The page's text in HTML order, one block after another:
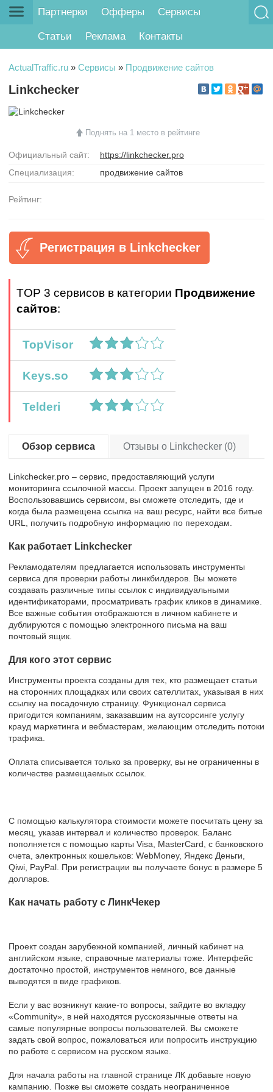
Партнерки Офферы Сервисы
Статьи Реклама Контакты
ActualTraffic.ru » Сервисы » Продвижение сайтов
Linkchecker
Поднять на 1 место в рейтинге
Официальный сайт:
https://linkchecker.pro
Специализация:
продвижение сайтов
Рейтинг:
Регистрация в Linkchecker
TOP 3 сервисов в категории Продвижение
сайтов:
TopVisor
Keys.so
Telderi
Обзор сервиса Отзывы о Linkchecker (0)
Linkchecker.pro – сервис, предоставляющий услуги
мониторинга ссылочной массы. Проект запущен в 2016 году.
Воспользовавшись сервисом, вы сможете отследить, где и
когда была размещена ссылка на ваш ресурс, найти все битые
URL, получить подробную информацию по переходам.
Как работает Linkchecker
Рекламодателям предлагается использовать инструменты
сервиса для проверки работы линкбилдеров. Вы можете
создавать различные типы ссылок с индивидуальными
идентификаторами, просматривать график кликов в динамике.
Все важные события отображаются в личном кабинете и
дублируются с помощью электронного письма на ваш
почтовый ящик.
Для кого этот сервис
Инструменты проекта созданы для тех, кто размещает статьи
на сторонних площадках или своих сателлитах, указывая в них
ссылку на посадочную страницу. Функционал сервиса
пригодится компаниям, заказавшим на аутсорсинге услугу
крауд маркетинга и вебмастерам, желающим отследить потоки
трафика.
Оплата списывается только за проверку, вы не ограниченны в
количестве размещаемых ссылок.
С помощью калькулятора стоимости можете посчитать цену за
месяц, указав интервал и количество проверок. Баланс
пополняется с помощью карты Visa, MasterCard, с банковского
счета, электронных кошельков: WebMoney, Яндекс Деньги,
Qiwi, PayPal. При регистрации вы получаете бонус в размере 5
долларов.
Как начать работу с ЛинкЧекер
Проект создан зарубежной компанией, личный кабинет на
английском языке, справочные материалы тоже. Интерфейс
достаточно простой, инструментов немного, все данные
выводятся в виде графиков.
Если у вас возникнут какие-то вопросы, зайдите во вкладку
«Community», в ней находятся русскоязычные ответы на
самые популярные вопросы пользователей. Вы сможете
задать свой вопрос, пожаловаться или попросить инструкцию
по работе с сервисом на русском языке.
Для начала работы на главной странице ЛК добавьте новую
кампанию. Позже вы сможете создать неограниченное